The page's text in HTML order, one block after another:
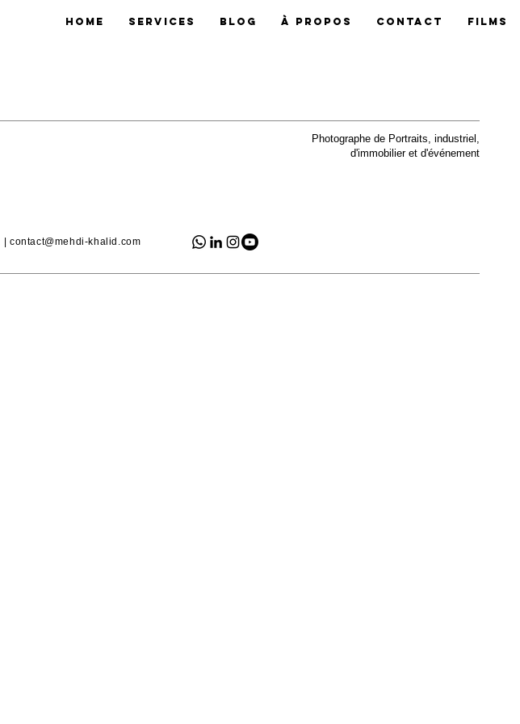
Photographe de Portraits, industriel,
d'immobilier et d'événement
Home Services Blog À Propos Contact Films
contact@mehdi-khalid.com